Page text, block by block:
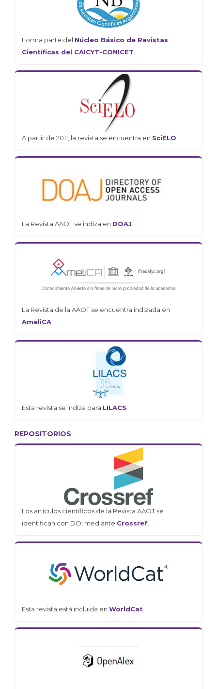
Forma parte del Núcleo Básico de Revistas
Científicas del CAICYT-CONICET.
A partir de 2011, la revista se encuentra en SciELO.
La Revista AAOT se indiza en DOAJ.
La Revista de la AAOT se encuentra indizada en
AmeliCA.
Esta revista se indiza para LILACS.
REPOSITORIOS
Los artículos científicos de la Revista AAOT se
identifican con DOI mediante Crossref.
Esta revista está incluida en WorldCat.